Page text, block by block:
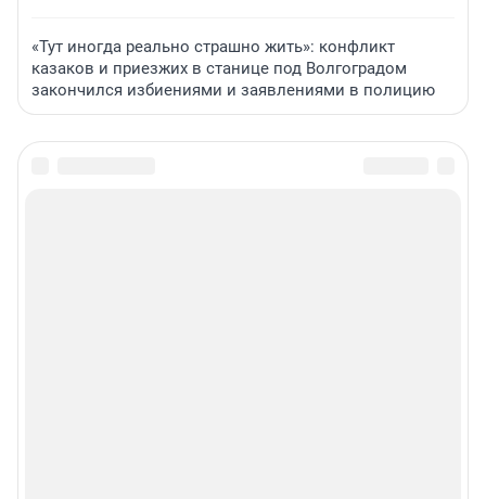
«Тут иногда реально страшно жить»: конфликт
казаков и приезжих в станице под Волгоградом
закончился избиениями и заявлениями в полицию